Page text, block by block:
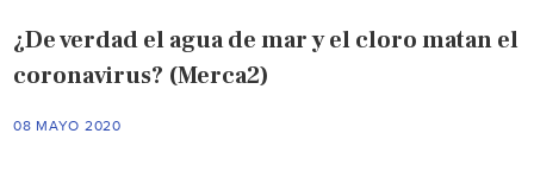
¿De verdad el agua de mar y el cloro matan el
coronavirus? (Merca2)
08 MAYO 2020